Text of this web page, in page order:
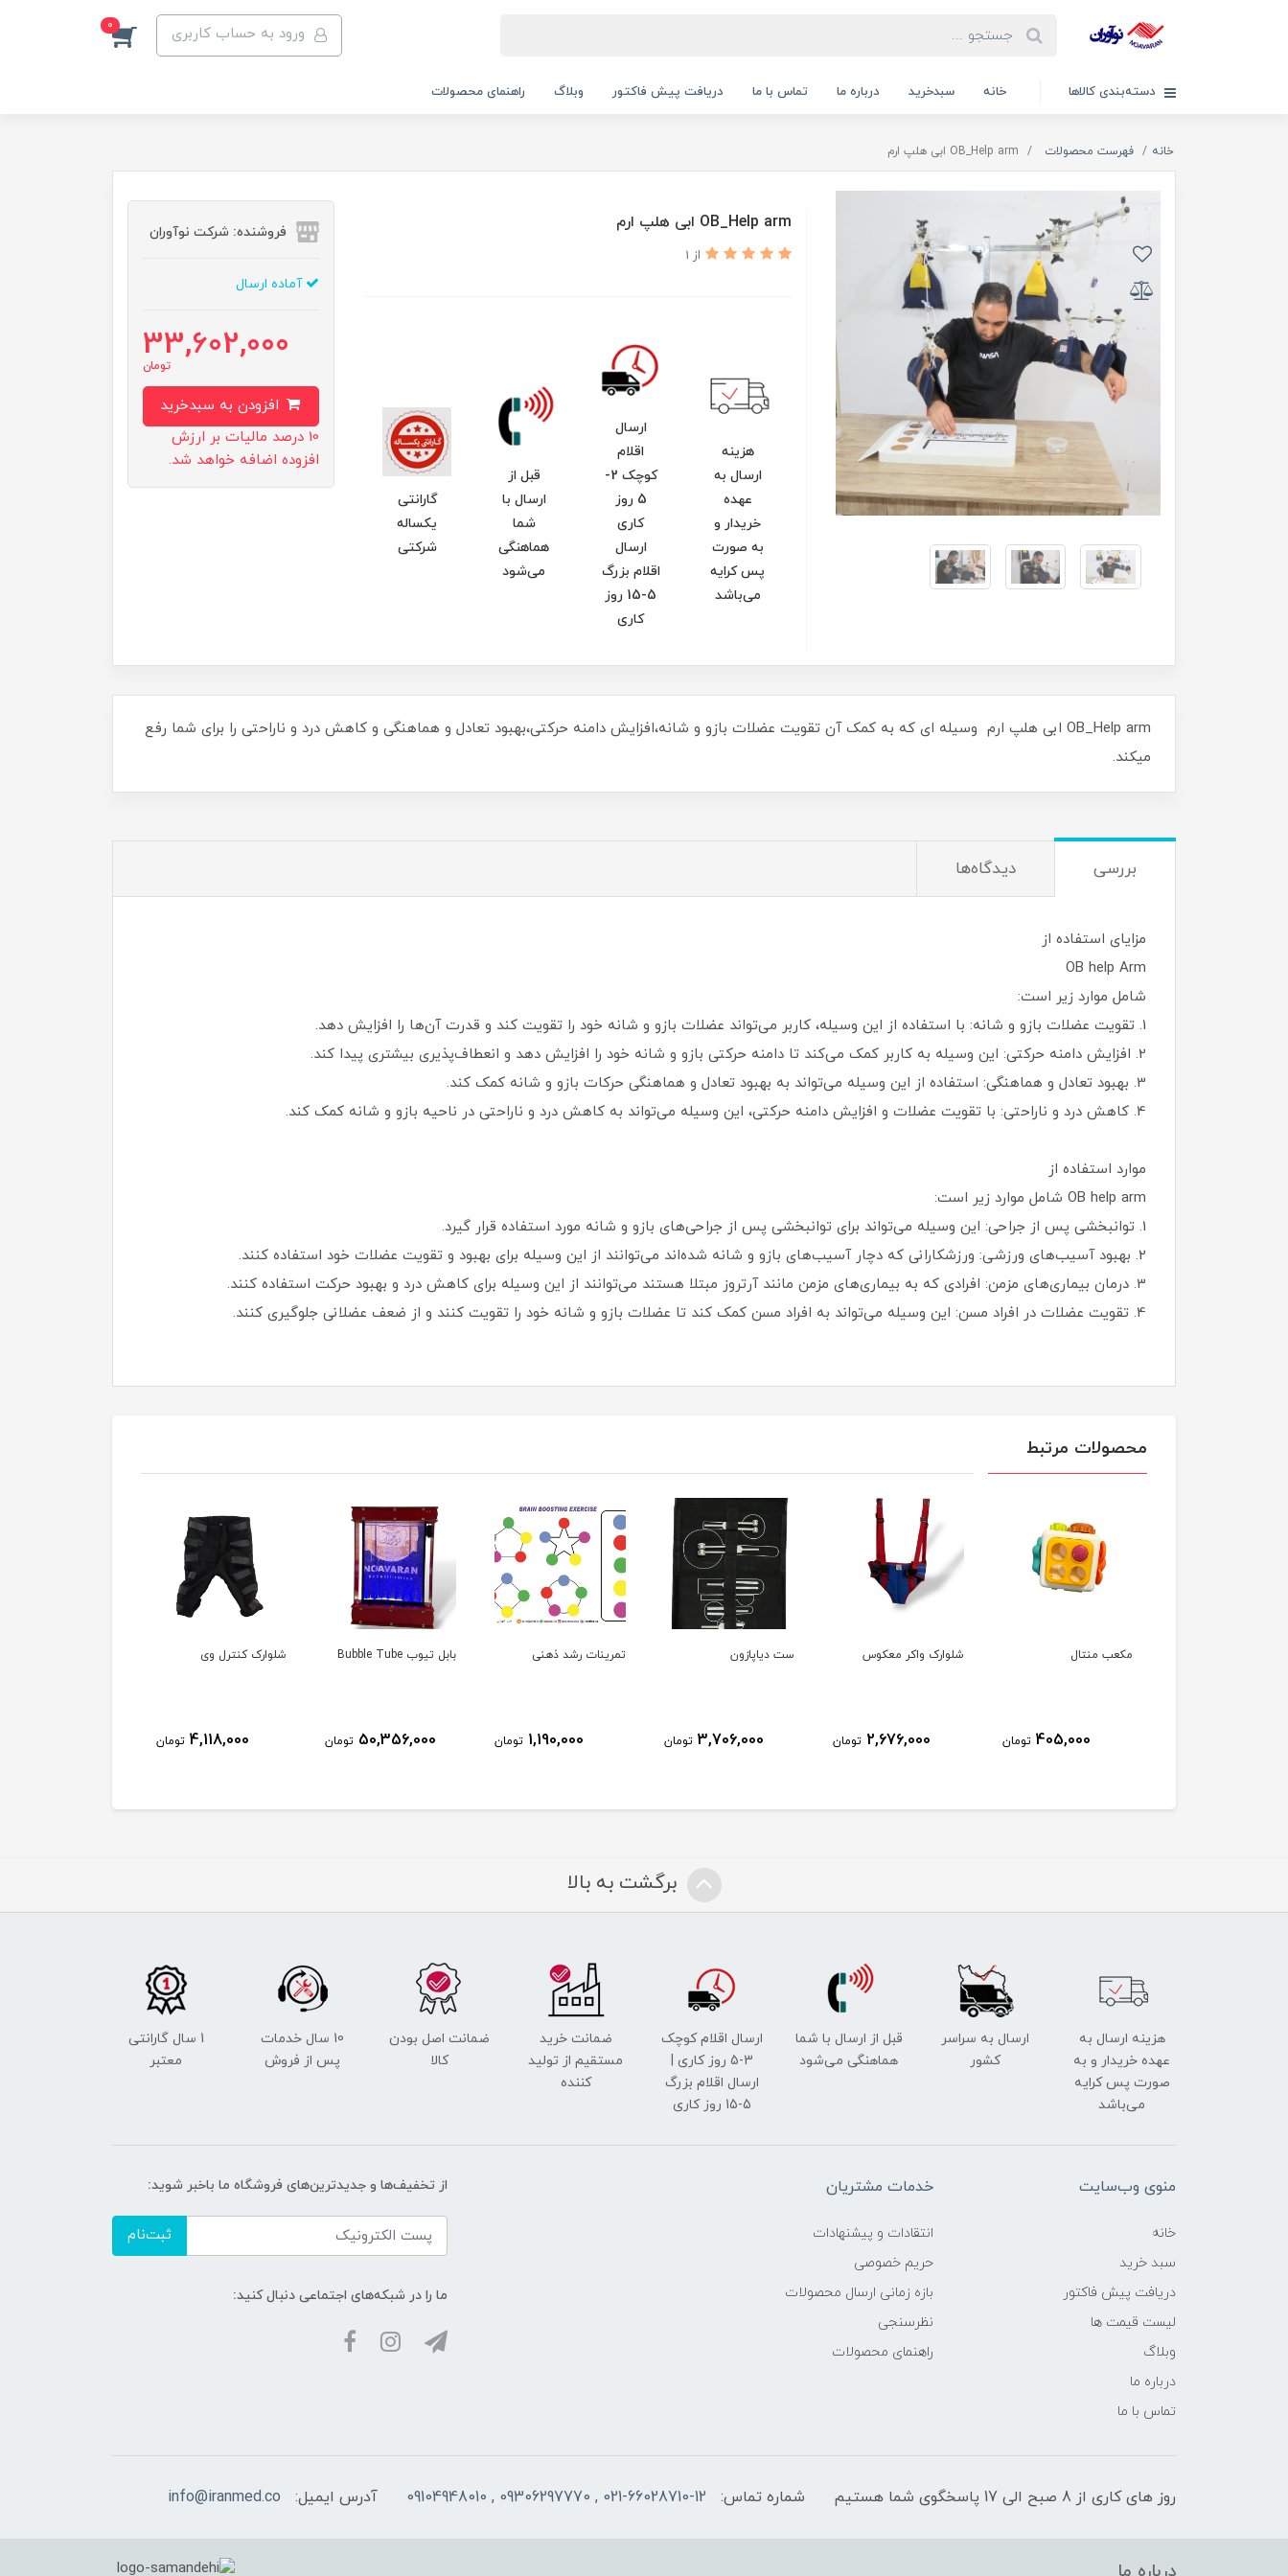
ورود به حساب کاربری 0
دسته‌بندی کالاها خانه سبدخرید درباره ما تماس با ما دریافت پیش فاکتور وبلاگ راهنمای محصولات
خانه فهرست محصولات OB_Help arm ابی هلپ ارم
OB_Help arm ابی هلپ ارم
از 1
هزینه
ارسال به
عهده
خریدار و
به صورت
پس کرایه
می‌باشد
ارسال
اقلام
کوچک 2-
5 روز
کاری
ارسال
اقلام بزرگ
5-15 روز
کاری
قبل از
ارسال با
شما
هماهنگی
می‌شود
گارانتی
یکساله
شرکتی
فروشنده: شرکت نوآوران
آماده ارسال
33,602,000
تومان
10 درصد مالیات بر ارزش
افزوده اضافه خواهد شد.
OB_Help arm ابی هلپ ارم وسیله ای که به کمک آن تقویت عضلات بازو و شانه،افزایش دامنه حرکتی،بهبود تعادل و هماهنگی و کاهش درد و ناراحتی را برای شما رفع
میکند.
بررسی دیدگاه‌ها
مزایای استفاده از
OB help Arm
شامل موارد زیر است:
1. تقویت عضلات بازو و شانه: با استفاده از این وسیله، کاربر می‌تواند عضلات بازو و شانه خود را تقویت کند و قدرت آن‌ها را افزایش دهد.
2. افزایش دامنه حرکتی: این وسیله به کاربر کمک می‌کند تا دامنه حرکتی بازو و شانه خود را افزایش دهد و انعطاف‌پذیری بیشتری پیدا کند.
3. بهبود تعادل و هماهنگی: استفاده از این وسیله می‌تواند به بهبود تعادل و هماهنگی حرکات بازو و شانه کمک کند.
4. کاهش درد و ناراحتی: با تقویت عضلات و افزایش دامنه حرکتی، این وسیله می‌تواند به کاهش درد و ناراحتی در ناحیه بازو و شانه کمک کند.
موارد استفاده از
OB help arm شامل موارد زیر است:
1. توانبخشی پس از جراحی: این وسیله می‌تواند برای توانبخشی پس از جراحی‌های بازو و شانه مورد استفاده قرار گیرد.
2. بهبود آسیب‌های ورزشی: ورزشکارانی که دچار آسیب‌های بازو و شانه شده‌اند می‌توانند از این وسیله برای بهبود و تقویت عضلات خود استفاده کنند.
3. درمان بیماری‌های مزمن: افرادی که به بیماری‌های مزمن مانند آرتروز مبتلا هستند می‌توانند از این وسیله برای کاهش درد و بهبود حرکت استفاده کنند.
4. تقویت عضلات در افراد مسن: این وسیله می‌تواند به افراد مسن کمک کند تا عضلات بازو و شانه خود را تقویت کنند و از ضعف عضلانی جلوگیری کنند.
محصولات مرتبط
مکعب منتال
405,000 تومان
شلوارک واکر معکوس
2,676,000 تومان
ست دیاپازون
3,706,000 تومان
تمرینات رشد ذهنی
1,190,000 تومان
بابل تیوب Bubble Tube
50,356,000 تومان
شلوارک کنترل وی
4,118,000 تومان
برگشت به بالا
هزینه ارسال به
عهده خریدار و به
صورت پس کرایه
می‌باشد
ارسال به سراسر
کشور
قبل از ارسال با شما
هماهنگی می‌شود
ارسال اقلام کوچک
3-5 روز کاری |
ارسال اقلام بزرگ
5-15 روز کاری
ضمانت خرید
مستقیم از تولید
کننده
ضمانت اصل بودن
کالا
10 سال خدمات
پس از فروش
1 سال گارانتی
معتبر
منوی وب‌سایت
خانه
سبد خرید
دریافت پیش فاکتور
لیست قیمت ها
وبلاگ
درباره ما
تماس با ما
خدمات مشتریان
انتقادات و پیشنهادات
حریم خصوصی
بازه زمانی ارسال محصولات
نظرسنجی
راهنمای محصولات
از تخفیف‌ها و جدیدترین‌های فروشگاه ما باخبر شوید:
ثبت‌نام
ما را در شبکه‌های اجتماعی دنبال کنید:
روز های کاری از 8 صبح الی 17 پاسخگوی شما هستیم شماره تماس: 021-66028710-12 , 09306297770 , 09104948010 آدرس ایمیل: info@iranmed.co